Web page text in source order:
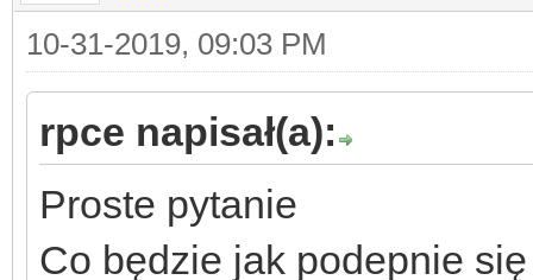
10-31-2019, 09:03 PM
rpce napisał(a):
Proste pytanie
Co będzie jak podepnie